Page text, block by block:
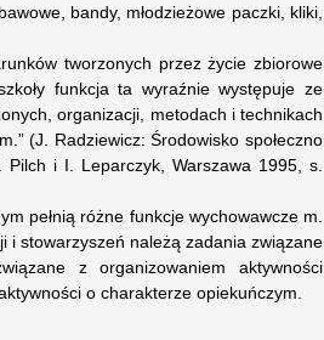
bandy, młodzieżowe paczki, kliki,
tworzonych przez życie zbiorowe
funkcja ta wyraźnie występuje ze
organizacji, metodach i technikach
(J. Radziewicz: Środowisko społeczno
Pilch i I. Leparczyk, Warszawa 1995, s.
pełnią różne funkcje wychowawcze m.
i stowarzyszeń należą zadania związane
z organizowaniem aktywności
o charakterze opiekuńczym.